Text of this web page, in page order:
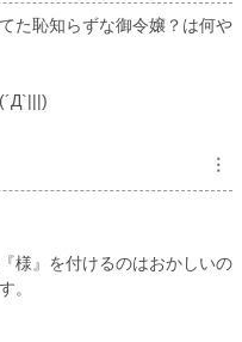
た恥知らずな御令嬢？は何や
︙
様』を付けるのはおかしいの
。